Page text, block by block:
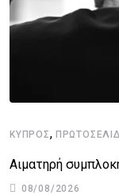
ΚΎΠΡΟΣ,
Αιματηρή
08/08/2026